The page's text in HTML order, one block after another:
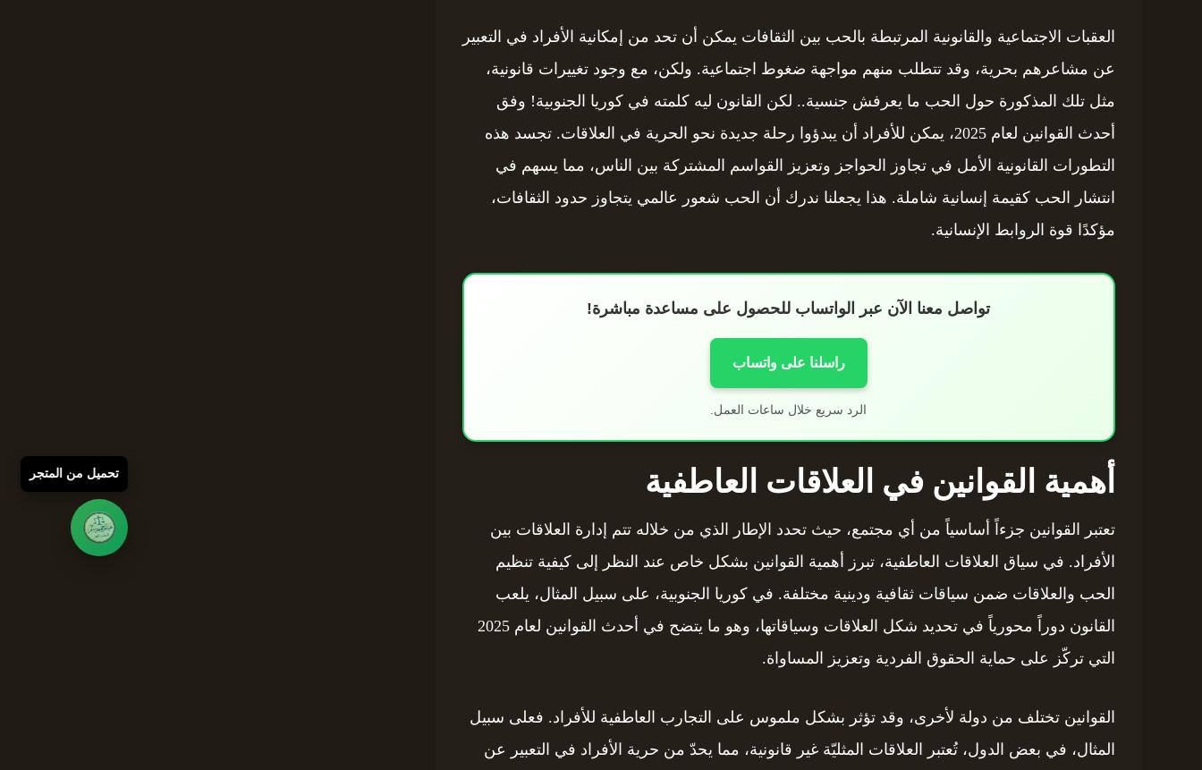
العقبات الاجتماعية والقانونية المرتبطة بالحب بين الثقافات يمكن أن تحد من إمكانية الأفراد في التعبير
عن مشاعرهم بحرية، وقد تتطلب منهم مواجهة ضغوط اجتماعية. ولكن، مع وجود تغييرات قانونية،
مثل تلك المذكورة حول الحب ما يعرفش جنسية.. لكن القانون ليه كلمته في كوريا الجنوبية! وفق
أحدث القوانين لعام 2025، يمكن للأفراد أن يبدؤوا رحلة جديدة نحو الحرية في العلاقات. تجسد هذه
التطورات القانونية الأمل في تجاوز الحواجز وتعزيز القواسم المشتركة بين الناس، مما يسهم في
انتشار الحب كقيمة إنسانية شاملة. هذا يجعلنا ندرك أن الحب شعور عالمي يتجاوز حدود الثقافات،
مؤكدًا قوة الروابط الإنسانية.
تواصل معنا الآن عبر الواتساب للحصول على مساعدة مباشرة!
راسلنا على واتساب
الرد سريع خلال ساعات العمل.
أهمية القوانين في العلاقات العاطفية
تعتبر القوانين جزءاً أساسياً من أي مجتمع، حيث تحدد الإطار الذي من خلاله تتم إدارة العلاقات بين
الأفراد. في سياق العلاقات العاطفية، تبرز أهمية القوانين بشكل خاص عند النظر إلى كيفية تنظيم
الحب والعلاقات ضمن سياقات ثقافية ودينية مختلفة. في كوريا الجنوبية، على سبيل المثال، يلعب
القانون دوراً محورياً في تحديد شكل العلاقات وسياقاتها، وهو ما يتضح في أحدث القوانين لعام 2025
التي تركّز على حماية الحقوق الفردية وتعزيز المساواة.
القوانين تختلف من دولة لأخرى، وقد تؤثر بشكل ملموس على التجارب العاطفية للأفراد. فعلى سبيل
المثال، في بعض الدول، تُعتبر العلاقات المثليّة غير قانونية، مما يحدّ من حرية الأفراد في التعبير عن
تحميل من المتجر